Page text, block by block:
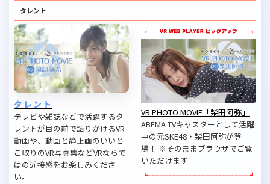
タレント
タレント
テレビや雑誌などで活躍するタ
レントが目の前で語りかけるVR
動画や、動画と静止画のいいと
こ取りのVR写真集などVRならで
はの近接感をお楽しみくださ
い。
VR PHOTO MOVIE「柴田阿弥」
ABEMA TVキャスターとして活躍
中の元SKE48・柴田阿弥が登
場！ ※そのままブラウザでご覧
いただけます